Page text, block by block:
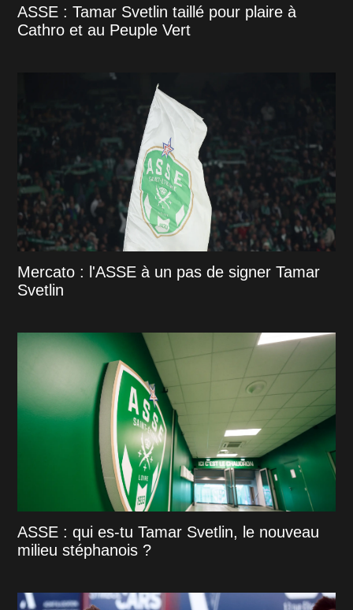
ASSE : Tamar Svetlin taillé pour plaire à
Cathro et au Peuple Vert
Mercato : l'ASSE à un pas de signer Tamar
Svetlin
ASSE : qui es-tu Tamar Svetlin, le nouveau
milieu stéphanois ?